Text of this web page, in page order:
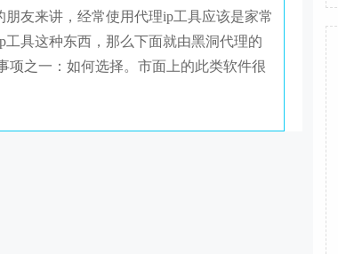
友来讲，经常使用代理ip工具应该是家常
具这种东西，那么下面就由黑洞代理的
之一：如何选择。市面上的此类软件很